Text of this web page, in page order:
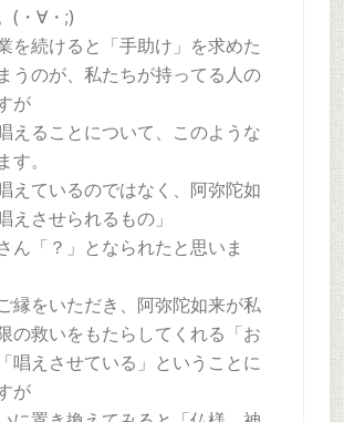
(・∀・;)
を続けると「手助け」を求めた
うのが、私たちが持ってる人の
が
えることについて、このような
す。
えているのではなく、阿弥陀如
えさせられるもの」
ん「？」となられたと思いま
縁をいただき、阿弥陀如来が私
の救いをもたらしてくれる「お
唱えさせている」ということに
が